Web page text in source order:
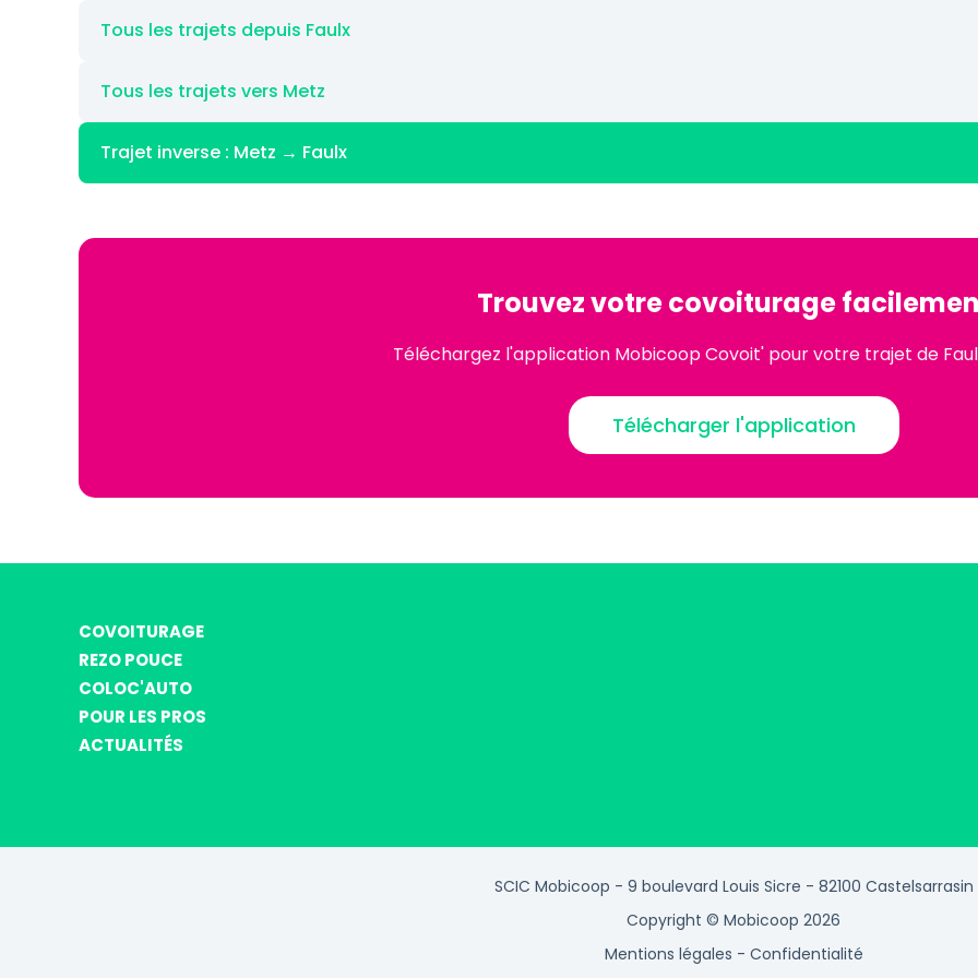
Tous les trajets depuis Faulx
Tous les trajets vers Metz
Trajet inverse : Metz → Faulx
Trouvez votre covoiturage
Téléchargez l'application Mobicoop Covoit' pour votre trajet de
Télécharger l'application
COVOITURAGE
REZO POUCE
COLOC'AUTO
POUR LES PROS
ACTUALITÉS
SCIC Mobicoop - 9 boulevard Louis Sicre - 82100 Castelsarrasin
Copyright © Mobicoop 2026
Mentions légales - Confidentialité